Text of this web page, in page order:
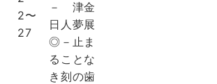
2〜
27
－ 津金
日人夢展
◎－止ま
ることな
き刻の歯